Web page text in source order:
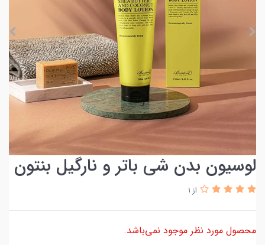
لوسیون بدن شی باتر و نارگیل بنتون
از 1
محصول مورد نظر موجود نمی‌باشد.